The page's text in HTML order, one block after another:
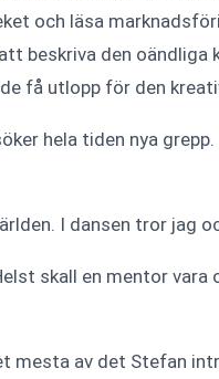
och läsa
den oändliga
få utlopp för den
hela tiden nya
I dansen tror jag
skall en mentor
av det Stefan